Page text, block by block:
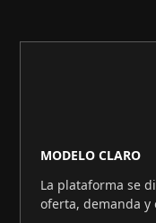
MODELO CLARO
La plataforma se
oferta, demanda y